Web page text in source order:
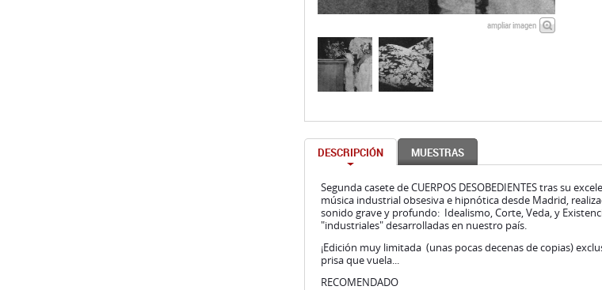
ampliar imagen
DESCRIPCIÓN MUESTRAS
Segunda casete de CUERPOS DESOBEDIENTES tras su
música industrial obsesiva e hipnótica desde Madrid,
sonido grave y profundo: Idealismo, Corte, Veda, y
"industriales" desarrolladas en nuestro país.
¡Edición muy limitada (unas pocas decenas de copias)
prisa que vuela...
RECOMENDADO